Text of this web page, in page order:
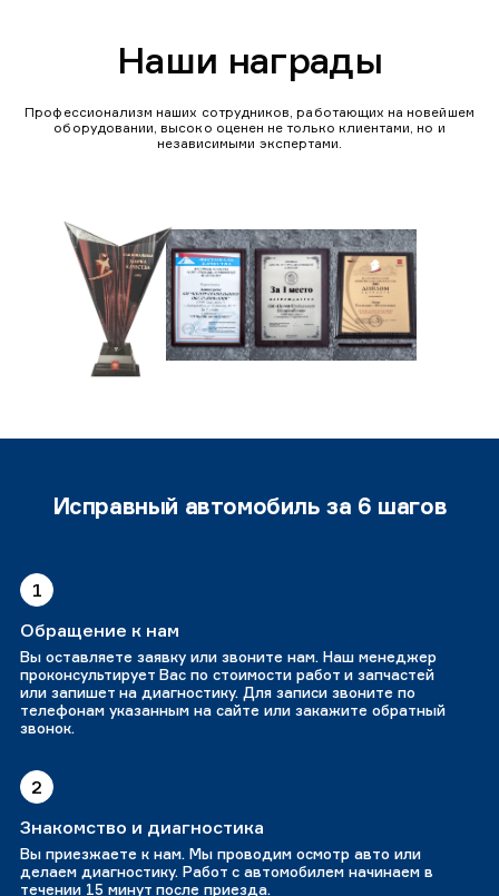
Наши награды
Профессионализм наших сотрудников, работающих на новейшем
оборудовании, высоко оценен не только клиентами, но и
независимыми экспертами.
Исправный автомобиль за 6 шагов
1
Обращение к нам
Вы оставляете заявку или звоните нам. Наш менеджер
проконсультирует Вас по стоимости работ и запчастей
или запишет на диагностику. Для записи звоните по
телефонам указанным на сайте или закажите обратный
звонок.
2
Знакомство и диагностика
Вы приезжаете к нам. Мы проводим осмотр авто или
делаем диагностику. Работ с автомобилем начинаем в
течении 15 минут после приезда.